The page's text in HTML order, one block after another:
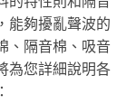
能夠擾亂聲波的
、隔音棉、吸音
為您詳細說明各